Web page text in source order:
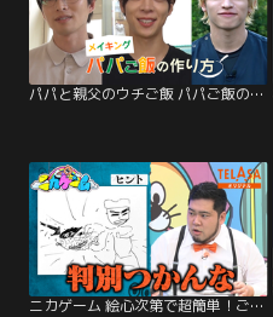
パパと親父のウチご飯 パパご飯の作り方 第1弾
ニカゲーム 絵心次第で超簡単！ご当地クイズ